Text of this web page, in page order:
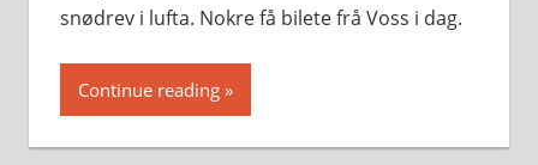
snødrev i lufta. Nokre få bilete frå Voss i dag.
Continue reading